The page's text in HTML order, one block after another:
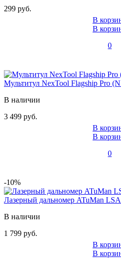
299 руб.
В
В
0
Мультитул NexTool Flagship Pro
В наличии
3 499 руб.
В
В
0
-10%
Лазерный дальномер ATuMan
В наличии
1 799 руб.
В
В